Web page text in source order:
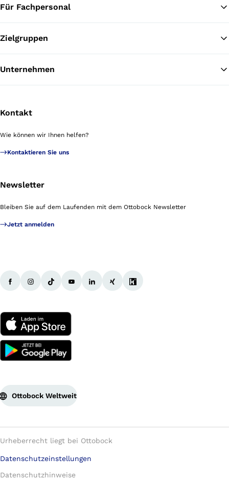
Für Fachpersonal
Zielgruppen
Unternehmen
Kontakt
Wie können wir Ihnen helfen?
Kontaktieren Sie uns
Newsletter
Bleiben Sie auf dem Laufenden mit dem Ottobock Newsletter
Jetzt anmelden
Ottobock Weltweit
Urheberrecht liegt bei Ottobock
Datenschutzeinstellungen
Datenschutzhinweise